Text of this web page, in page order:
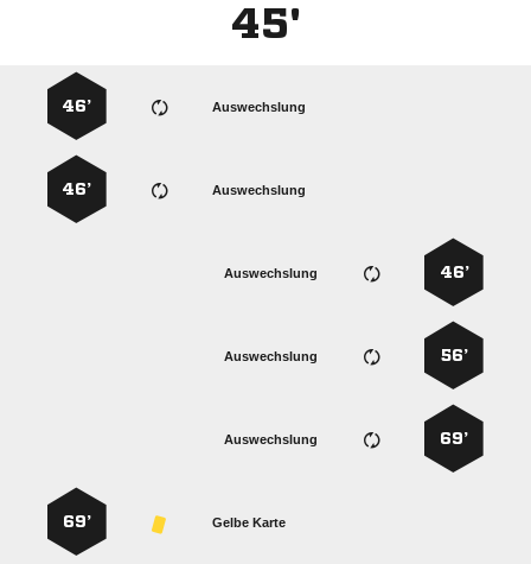
45'
Auswechslung
46’
Auswechslung
46’
46’
Auswechslung
56’
Auswechslung
69’
Auswechslung
Gelbe Karte
69’